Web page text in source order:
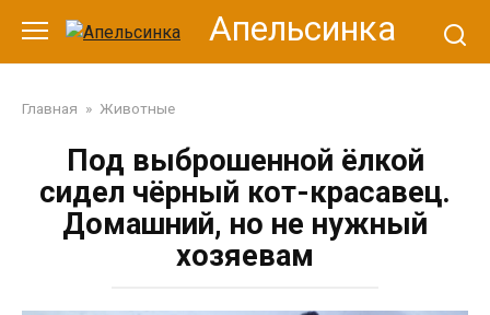
контенту
Апельсинка
Главная » Животные
Под выброшенной ёлкой
сидел чёрный кот-красавец.
Домашний, но не нужный
хозяевам